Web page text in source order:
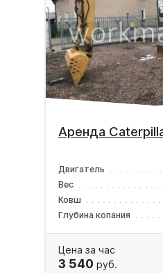
Аренда
Двигатель
Вес
Ковш
Глубина копания
Цена за час
3 540 руб.